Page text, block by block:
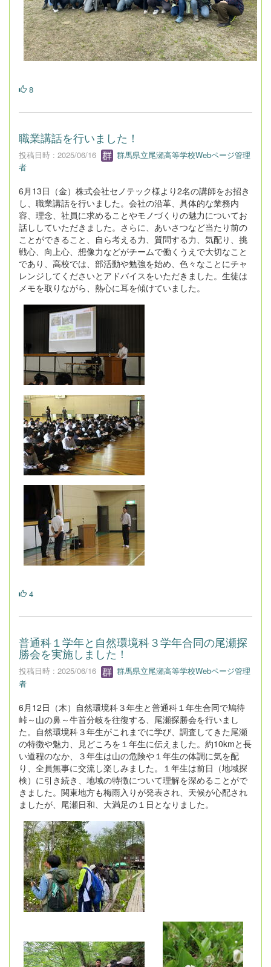
8
職業講話を行いました！
投稿日時 : 2025/06/16
群馬県立尾瀬高等学校Webページ管理
者
6月13日（金）株式会社セノテック様より2名の講師をお招き
し、職業講話を行いました。会社の沿革、具体的な業務内
容、理念、社員に求めることやモノづくりの魅力についてお
話ししていただきました。さらに、あいさつなど当たり前の
ことができること、自ら考える力、質問する力、気配り、挑
戦心、向上心、想像力などがチームで働くうえで大切なこと
であり、高校では、部活動や勉強を始め、色々なことにチャ
レンジしてくださいとアドバイスをいただきました。生徒は
メモを取りながら、熱心に耳を傾けていました。
4
普通科１学年と自然環境科３学年合同の尾瀬探
勝会を実施しました！
投稿日時 : 2025/06/16
群馬県立尾瀬高等学校Webページ管理
者
6月12日（木）自然環境科３年生と普通科１年生合同で鳩待
峠～山の鼻～牛首分岐を往復する、尾瀬探勝会を行いまし
た。自然環境科３年生がこれまでに学び、調査してきた尾瀬
の特徴や魅力、見どころを１年生に伝えました。約10kmと長
い道程のなか、３年生は山の危険や１年生の体調に気を配
り、全員無事に交流し楽しみました。１年生は前日（地域探
検）に引き続き、地域の特徴について理解を深めることがで
きました。関東地方も梅雨入りが発表され、天候が心配され
ましたが、尾瀬日和、大満足の１日となりました。